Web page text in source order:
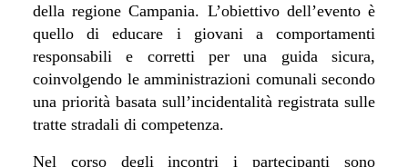
della regione Campania. L’obiettivo dell’evento è
quello di educare i giovani a comportamenti
responsabili e corretti per una guida sicura,
coinvolgendo le amministrazioni comunali secondo
una priorità basata sull’incidentalità registrata sulle
tratte stradali di competenza.
Nel corso degli incontri i partecipanti sono